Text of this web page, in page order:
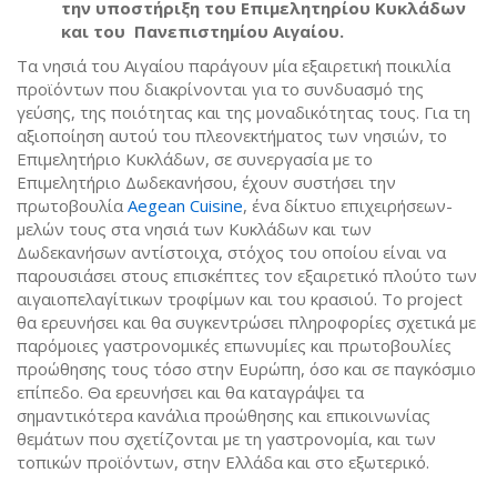
την υποστήριξη του Επιμελητηρίου Κυκλάδων
και του Πανεπιστημίου Αιγαίου.
Τα νησιά του Αιγαίου παράγουν μία εξαιρετική ποικιλία
προϊόντων που διακρίνονται για το συνδυασμό της
γεύσης, της ποιότητας και της μοναδικότητας τους. Για τη
αξιοποίηση αυτού του πλεονεκτήματος των νησιών, το
Επιμελητήριο Κυκλάδων, σε συνεργασία με το
Επιμελητήριο Δωδεκανήσου, έχουν συστήσει την
πρωτοβουλία Aegean Cuisine, ένα δίκτυο επιχειρήσεων-
μελών τους στα νησιά των Κυκλάδων και των
Δωδεκανήσων αντίστοιχα, στόχος του οποίου είναι να
παρουσιάσει στους επισκέπτες τον εξαιρετικό πλούτο των
αιγαιοπελαγίτικων τροφίμων και του κρασιού. Το project
θα ερευνήσει και θα συγκεντρώσει πληροφορίες σχετικά με
παρόμοιες γαστρονομικές επωνυμίες και πρωτοβουλίες
προώθησης τους τόσο στην Ευρώπη, όσο και σε παγκόσμιο
επίπεδο. Θα ερευνήσει και θα καταγράψει τα
σημαντικότερα κανάλια προώθησης και επικοινωνίας
θεμάτων που σχετίζονται με τη γαστρονομία, και των
τοπικών προϊόντων, στην Ελλάδα και στο εξωτερικό.